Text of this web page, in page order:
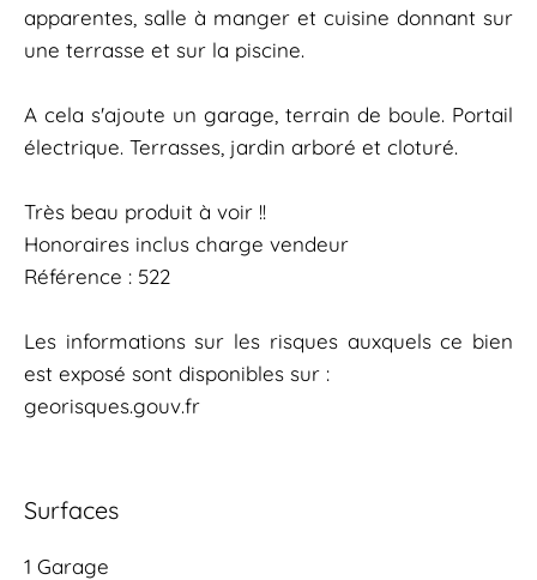
apparentes, salle à manger et cuisine donnant sur
une terrasse et sur la piscine.
A cela s'ajoute un garage, terrain de boule. Portail
électrique. Terrasses, jardin arboré et cloturé.
Très beau produit à voir !!
Honoraires inclus charge vendeur
Référence : 522
Les informations sur les risques auxquels ce bien
est exposé sont disponibles sur :
georisques.gouv.fr
Surfaces
1 Garage